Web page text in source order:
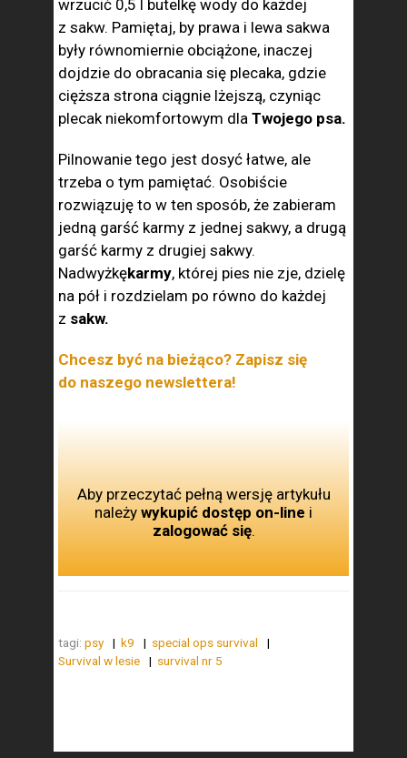
wrzucić 0,5 l butelkę wody do każdej
z sakw. Pamiętaj, by prawa i lewa sakwa
były równomiernie obciążone, inaczej
dojdzie do obracania się plecaka, gdzie
cięższa strona ciągnie lżejszą, czyniąc
plecak niekomfortowym dla Twojego psa.
Pilnowanie tego jest dosyć łatwe, ale
trzeba o tym pamiętać. Osobiście
rozwiązuję to w ten sposób, że zabieram
jedną garść karmy z jednej sakwy, a drugą
garść karmy z drugiej sakwy.
Nadwyżkękarmy, której pies nie zje, dzielę
na pół i rozdzielam po równo do każdej
z sakw.
Chcesz być na bieżąco? Zapisz się
do naszego newslettera!
Aby przeczytać pełną wersję artykułu
należy wykupić dostęp on-line i
zalogować się.
tagi: psy k9
special ops survival
Survival w lesie
survival nr 5